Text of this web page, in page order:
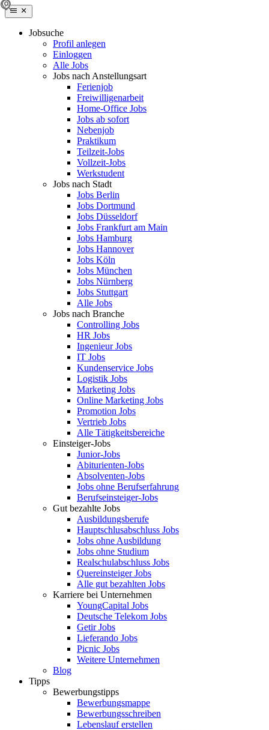
Jobsuche
Profil anlegen
Einloggen
Alle Jobs
Jobs nach Anstellungsart
Ferienjob
Freiwilligenarbeit
Home-Office Jobs
Jobs ab sofort
Nebenjob
Praktikum
Teilzeit-Jobs
Vollzeit-Jobs
Werkstudent
Jobs nach Stadt
Jobs Berlin
Jobs Dortmund
Jobs Düsseldorf
Jobs Frankfurt am Main
Jobs Hamburg
Jobs Hannover
Jobs Köln
Jobs München
Jobs Nürnberg
Jobs Stuttgart
Alle Jobs
Jobs nach Branche
Controlling Jobs
HR Jobs
Ingenieur Jobs
IT Jobs
Kundenservice Jobs
Logistik Jobs
Marketing Jobs
Online Marketing Jobs
Promotion Jobs
Vertrieb Jobs
Alle Tätigkeitsbereiche
Einsteiger-Jobs
Junior-Jobs
Abiturienten-Jobs
Absolventen-Jobs
Jobs ohne Berufserfahrung
Berufseinsteiger-Jobs
Gut bezahlte Jobs
Ausbildungsberufe
Hauptschlusabschluss Jobs
Jobs ohne Ausbildung
Jobs ohne Studium
Realschulabschluss Jobs
Quereinsteiger Jobs
Alle gut bezahlten Jobs
Karriere bei Unternehmen
YoungCapital Jobs
Deutsche Telekom Jobs
Getir Jobs
Lieferando Jobs
Picnic Jobs
Weitere Unternehmen
Blog
Tipps
Bewerbungstipps
Bewerbungsmappe
Bewerbungsschreiben
Lebenslauf erstellen